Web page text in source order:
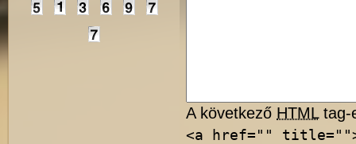
A következő HTMLtag-
<a href=""